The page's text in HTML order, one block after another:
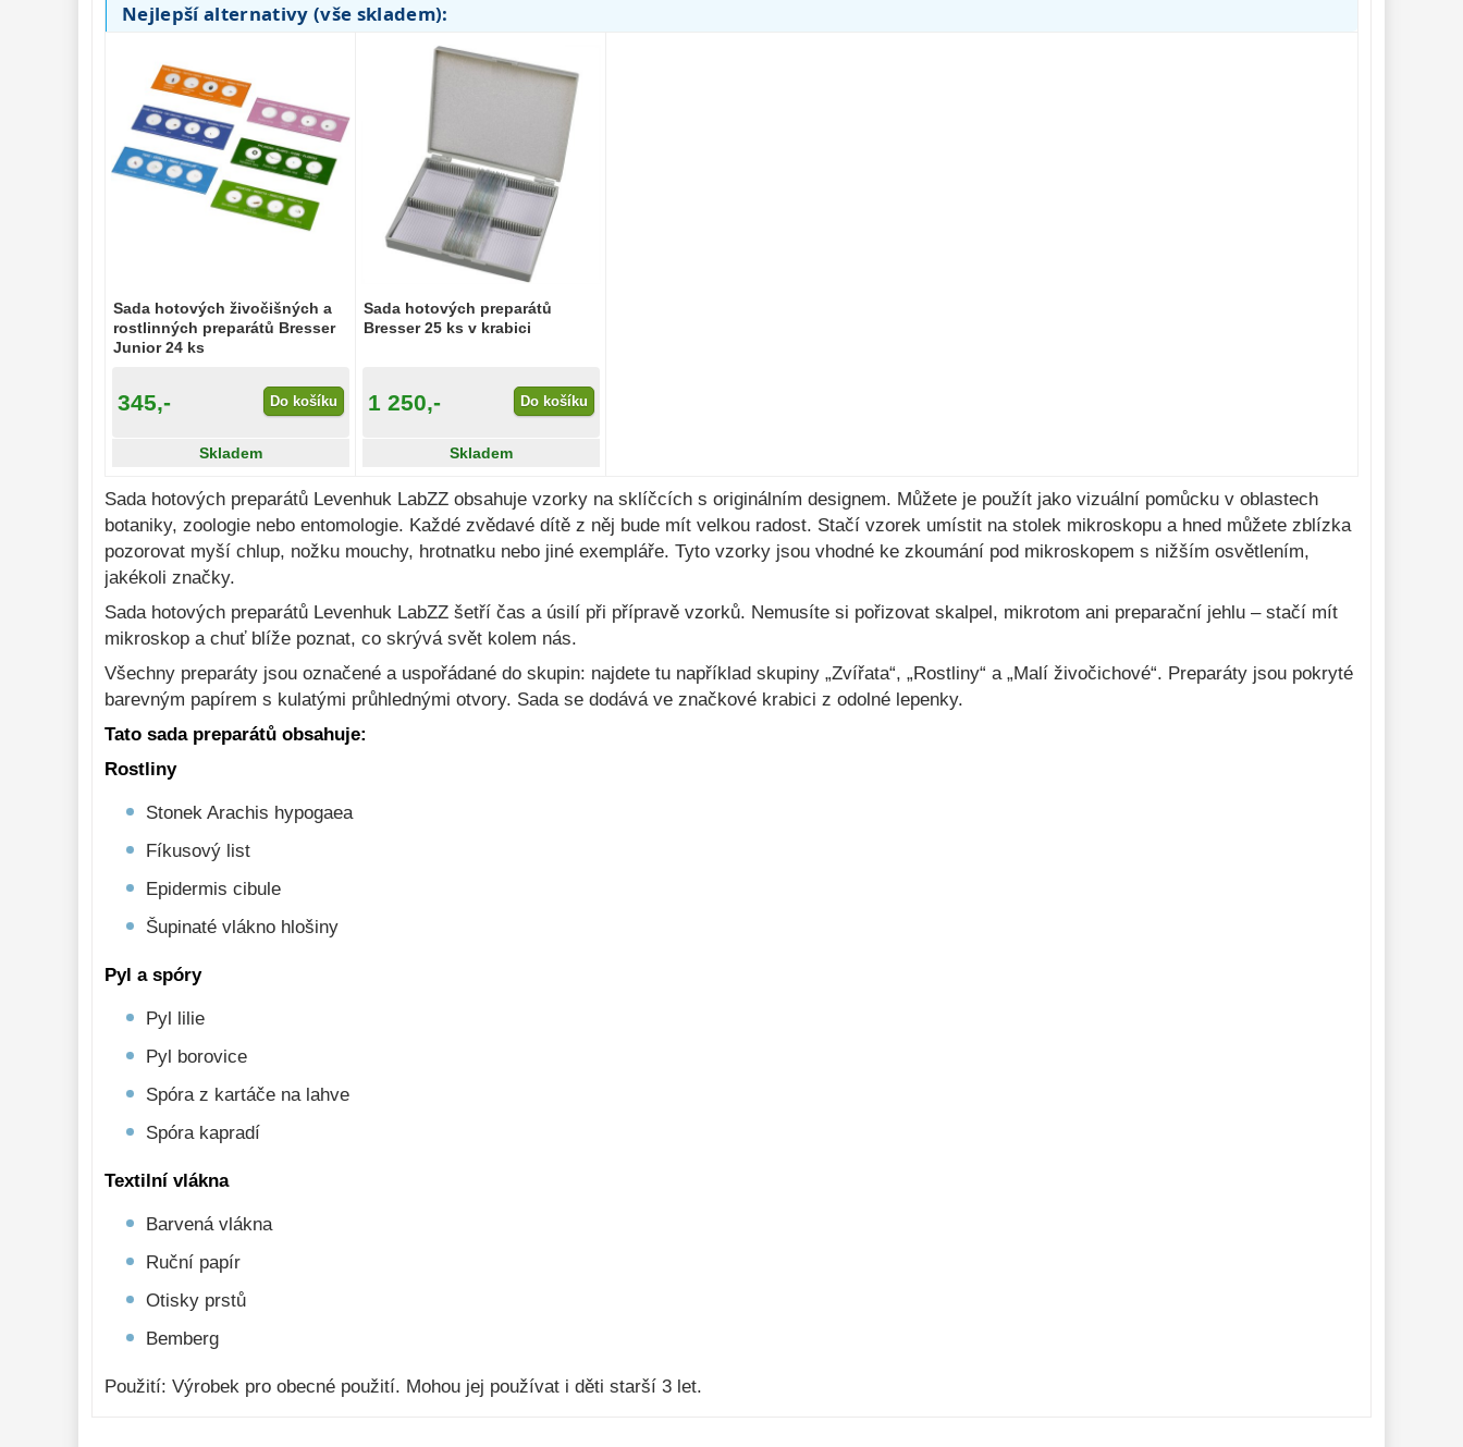
Sklíčka 8
sady
3
Meteostanice 52
Foto stativy 10
Ostatní 179
Nejlepší alternativy (vše skladem):
Sada hotových živočišných a
rostlinných preparátů Bresser
Junior 24 ks
345,- Do košíku
Skladem
Sada hotových preparátů
Bresser 25 ks v krabici
1 250,- Do košíku
Skladem
Sada hotových preparátů Levenhuk LabZZ obsahuje vzorky na sklíčcích s originálním designem. Můžete je použít jako vizuální pomůcku v oblastech
botaniky, zoologie nebo entomologie. Každé zvědavé dítě z něj bude mít velkou radost. Stačí vzorek umístit na stolek mikroskopu a hned můžete zblízka
pozorovat myší chlup, nožku mouchy, hrotnatku nebo jiné exempláře. Tyto vzorky jsou vhodné ke zkoumání pod mikroskopem s nižším osvětlením,
jakékoli značky.
Sada hotových preparátů Levenhuk LabZZ šetří čas a úsilí při přípravě vzorků. Nemusíte si pořizovat skalpel, mikrotom ani preparační jehlu – stačí mít
mikroskop a chuť blíže poznat, co skrývá svět kolem nás.
Všechny preparáty jsou označené a uspořádané do skupin: najdete tu například skupiny „Zvířata“, „Rostliny“ a „Malí živočichové“. Preparáty jsou pokryté
barevným papírem s kulatými průhlednými otvory. Sada se dodává ve značkové krabici z odolné lepenky.
Tato sada preparátů obsahuje:
Rostliny
Stonek Arachis hypogaea
Fíkusový list
Epidermis cibule
Šupinaté vlákno hlošiny
Pyl a spóry
Pyl lilie
Pyl borovice
Spóra z kartáče na lahve
Spóra kapradí
Textilní vlákna
Barvená vlákna
Ruční papír
Otisky prstů
Bemberg
Použití: Výrobek pro obecné použití. Mohou jej používat i děti starší 3 let.